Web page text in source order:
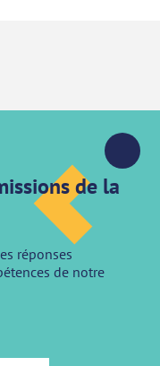
de la
réponses
de notre